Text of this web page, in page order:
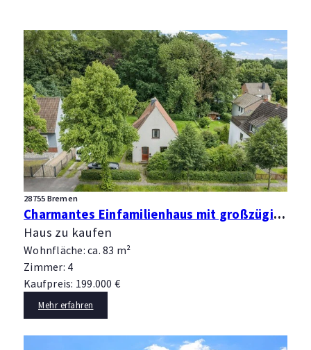
28755 Bremen
Charmantes Einfamilienhaus mit großzügigem Grundstück und Neubaupotenzial
Haus zu kaufen
Wohnfläche: ca. 83 m²
Zimmer: 4
Kaufpreis: 199.000 €
Mehr erfahren